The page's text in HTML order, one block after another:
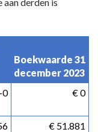
Boekwaarde 31
december 2023
0 € 0
€ 51.881